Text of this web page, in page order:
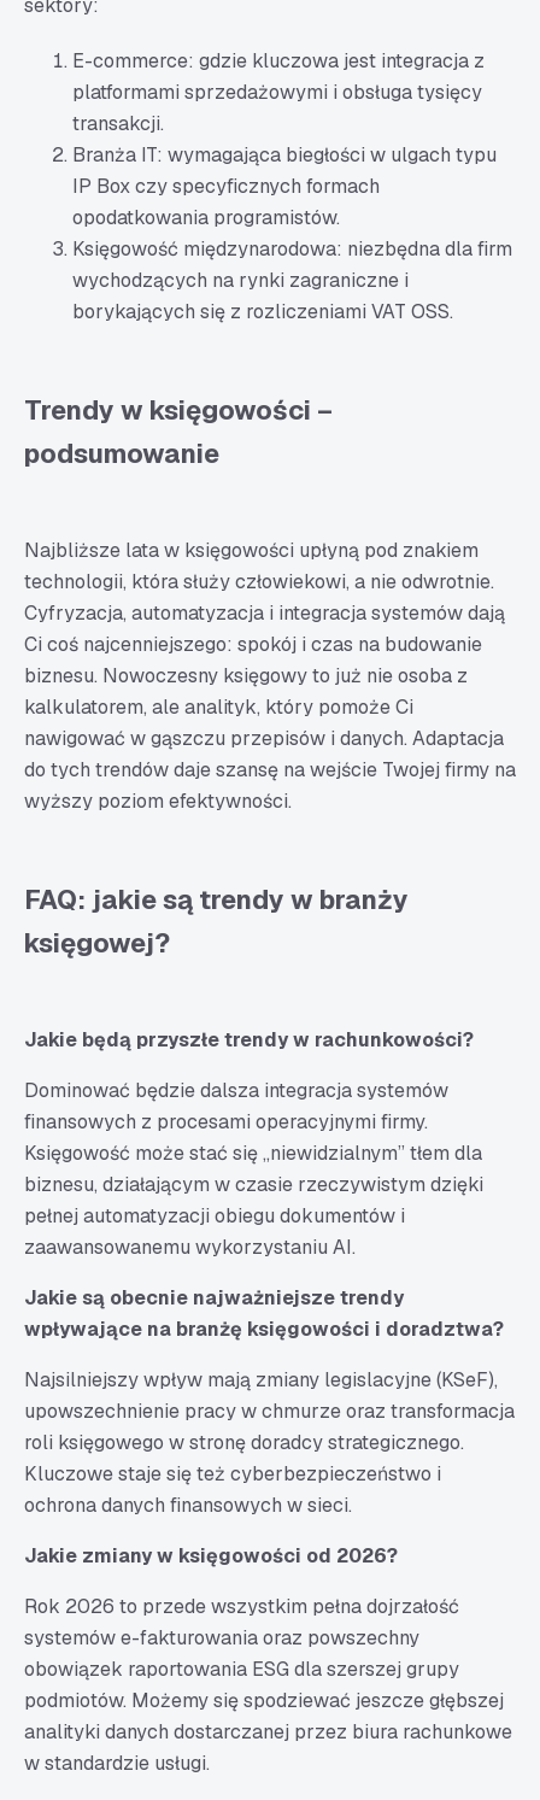
sektory:
E-commerce: gdzie kluczowa jest integracja z
platformami sprzedażowymi i obsługa tysięcy
transakcji.
Branża IT: wymagająca biegłości w ulgach typu
IP Box czy specyficznych formach
opodatkowania programistów.
Księgowość międzynarodowa: niezbędna dla firm
wychodzących na rynki zagraniczne i
borykających się z rozliczeniami VAT OSS.
Trendy w księgowości –
podsumowanie
Najbliższe lata w księgowości upłyną pod znakiem
technologii, która służy człowiekowi, a nie odwrotnie.
Cyfryzacja, automatyzacja i integracja systemów dają
Ci coś najcenniejszego: spokój i czas na budowanie
biznesu. Nowoczesny księgowy to już nie osoba z
kalkulatorem, ale analityk, który pomoże Ci
nawigować w gąszczu przepisów i danych. Adaptacja
do tych trendów daje szansę na wejście Twojej firmy na
wyższy poziom efektywności.
FAQ: jakie są trendy w branży
księgowej?
Jakie będą przyszłe trendy w rachunkowości?
Dominować będzie dalsza integracja systemów
finansowych z procesami operacyjnymi firmy.
Księgowość może stać się „niewidzialnym” tłem dla
biznesu, działającym w czasie rzeczywistym dzięki
pełnej automatyzacji obiegu dokumentów i
zaawansowanemu wykorzystaniu AI.
Jakie są obecnie najważniejsze trendy
wpływające na branżę księgowości i doradztwa?
Najsilniejszy wpływ mają zmiany legislacyjne (KSeF),
upowszechnienie pracy w chmurze oraz transformacja
roli księgowego w stronę doradcy strategicznego.
Kluczowe staje się też cyberbezpieczeństwo i
ochrona danych finansowych w sieci.
Jakie zmiany w księgowości od 2026?
Rok 2026 to przede wszystkim pełna dojrzałość
systemów e-fakturowania oraz powszechny
obowiązek raportowania ESG dla szerszej grupy
podmiotów. Możemy się spodziewać jeszcze głębszej
analityki danych dostarczanej przez biura rachunkowe
w standardzie usługi.